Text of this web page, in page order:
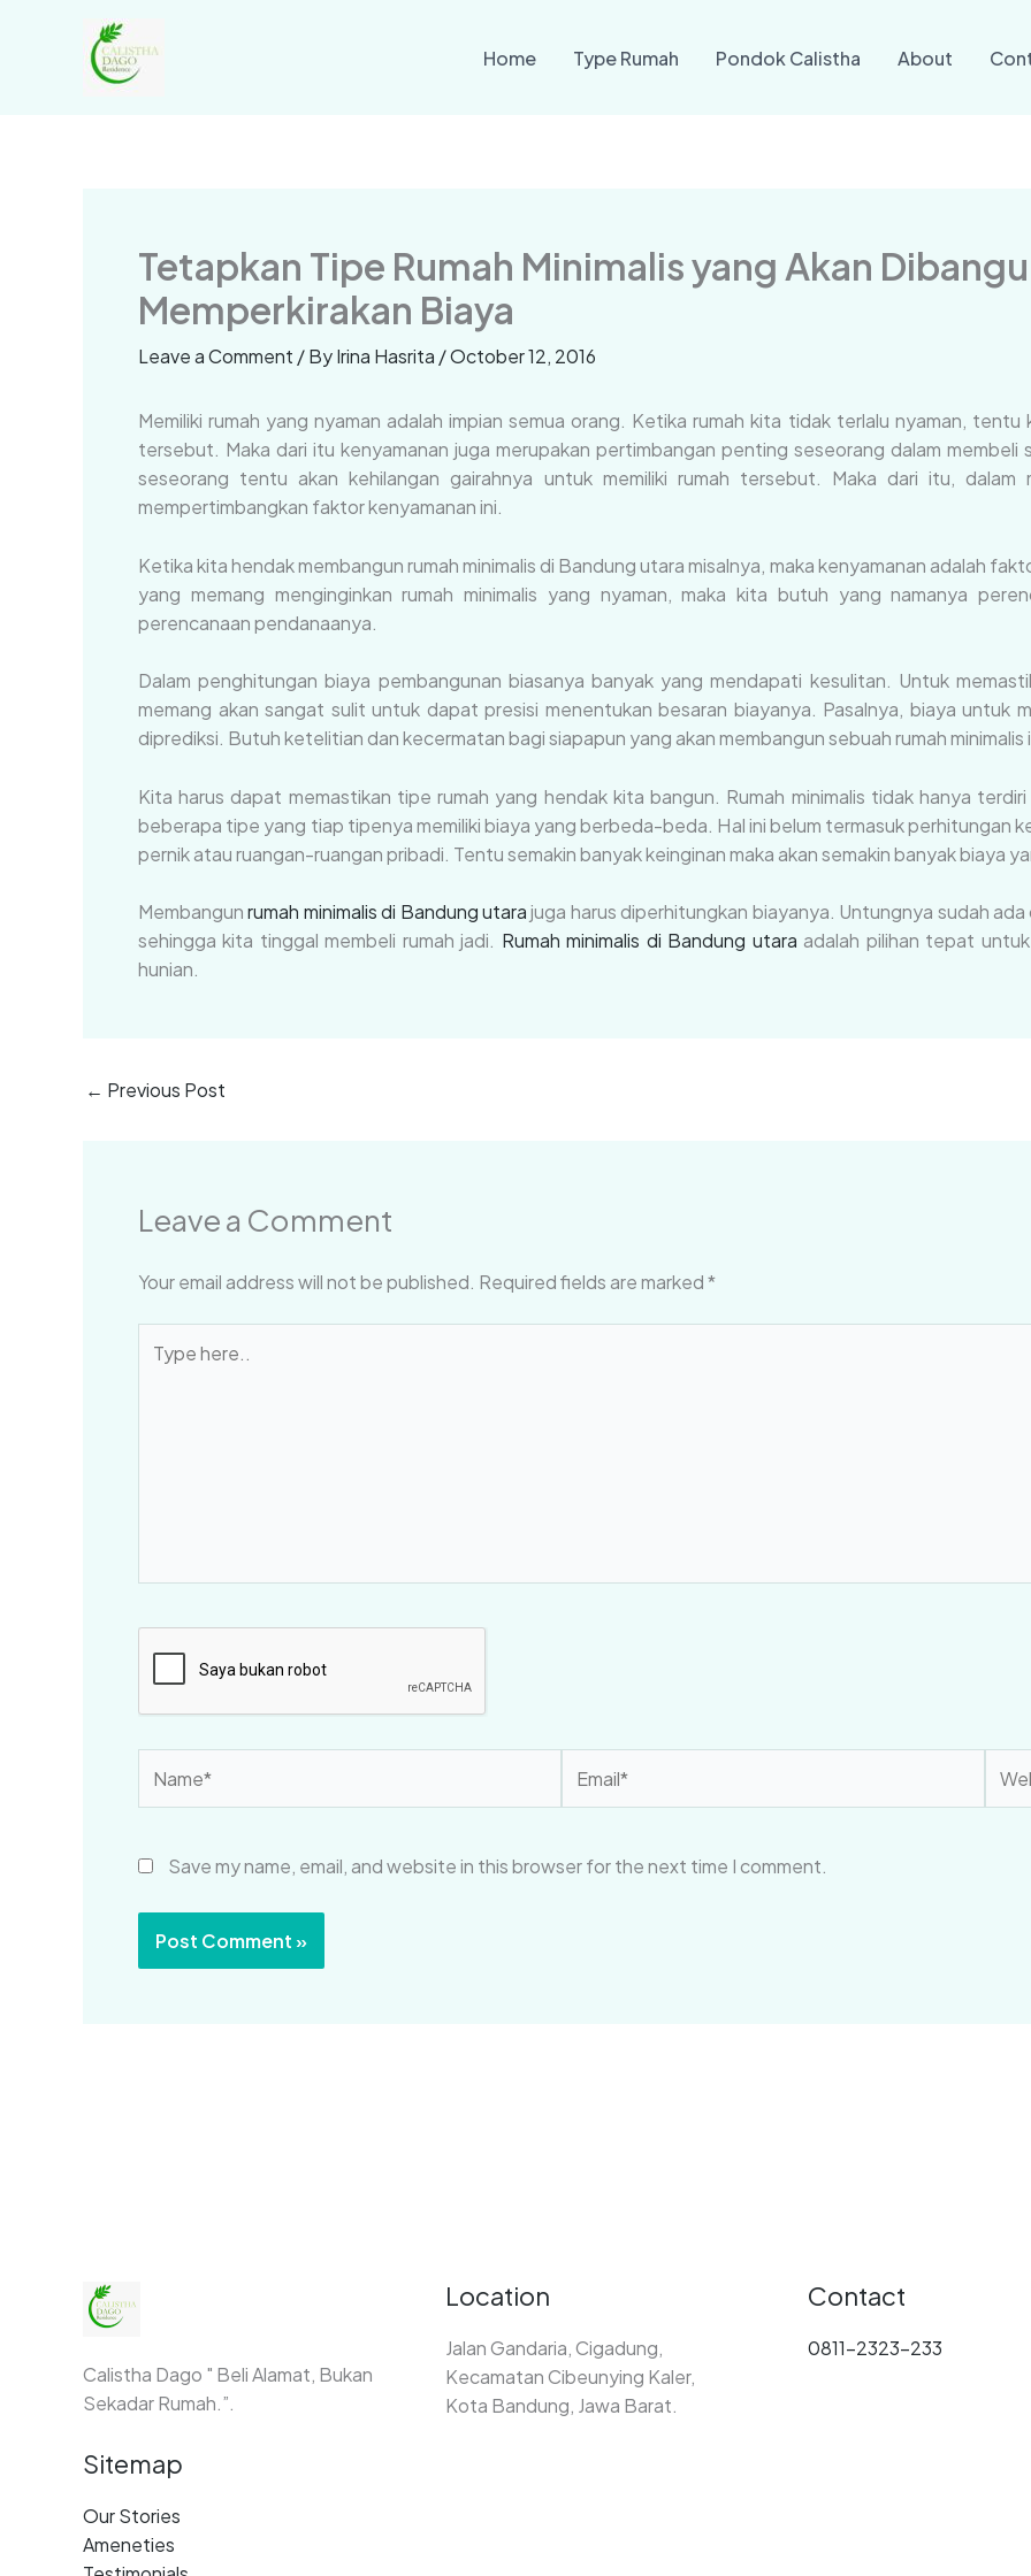
Home Type Rumah Pondok Calistha About
Tetapkan Tipe Rumah Minimalis yang Akan
Memperkirakan Biaya
Leave a Comment / ByIrina Hasrita /October 12, 2016
Memiliki rumah yang nyaman adalah impian semua orang. Ketika rumah kita tidak terlalu nyaman,
tersebut. Maka dari itu kenyamanan juga merupakan pertimbangan penting seseorang dalam membeli
seseorang tentu akan kehilangan gairahnya untuk memiliki rumah tersebut. Maka dari itu, dalam
mempertimbangkan faktor kenyamanan ini.
Ketika kita hendak membangun rumah minimalis di Bandung utara misalnya, maka kenyamanan adalah
yang memang menginginkan rumah minimalis yang nyaman, maka kita butuh yang namanya
perencanaan pendanaanya.
Dalam penghitungan biaya pembangunan biasanya banyak yang mendapati kesulitan. Untuk
memang akan sangat sulit untuk dapat presisi menentukan besaran biayanya. Pasalnya, biaya untuk
diprediksi. Butuh ketelitian dan kecermatan bagi siapapun yang akan membangun sebuah rumah minimalis
Kita harus dapat memastikan tipe rumah yang hendak kita bangun. Rumah minimalis tidak hanya
beberapa tipe yang tiap tipenya memiliki biaya yang berbeda-beda. Hal ini belum termasuk perhitungan
pernik atau ruangan-ruangan pribadi. Tentu semakin banyak keinginan maka akan semakin banyak biaya
Membangunrumah minimalis di Bandung utarajuga harus diperhitungkan biayanya. Untungnya sudah
sehingga kita tinggal membeli rumah jadi. Rumah minimalis di Bandung utara adalah pilihan tepat
hunian.
← Previous Post
Leave a Comment
Your email address will not be published. Required fields are marked*
here..
Save my name, email, and website in this browser for the next time I comment.
Calistha Dago " Beli Alamat, Bukan
Sekadar Rumah.”.
Sitemap
Our Stories
Ameneties
Location
Jalan Gandaria, Cigadung,
Kecamatan Cibeunying Kaler,
Kota Bandung, Jawa Barat.
Contact
0811-2323-233